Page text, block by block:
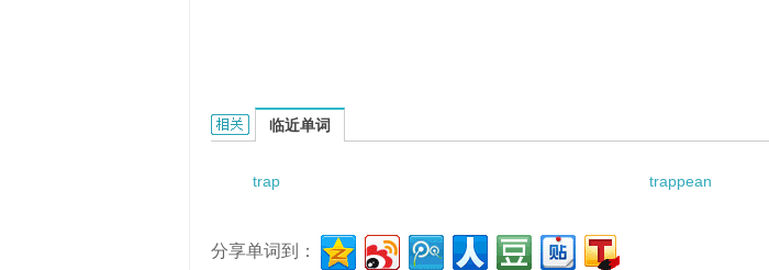
Trapp-Haeser formula的相关资料：
临近单词
trap trappean
分享单词到：